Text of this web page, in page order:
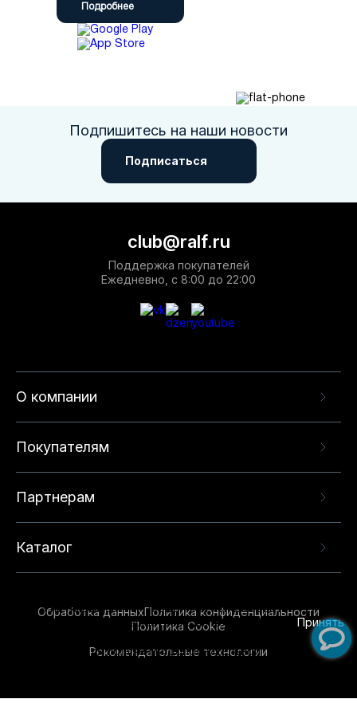
Подробнее
Подпишитесь на наши новости
Подписаться
О компании
Покупателям
Партнерам
Каталог
club@ralf.ru
Поддержка покупателей
Ежедневно, с 8:00 до 22:00
Обработка данныхПолитика конфиденциальности
Политика Cookie
Рекомендательные технологии
опыта на нашем сайте. Продолжая использовать
данный сайт, вы соглашаетесь с использованием
технологий. Для получения дополнительной
Принять